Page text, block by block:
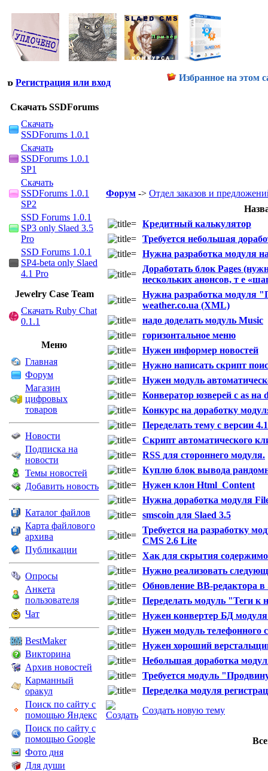
Регистрация или вход Избранное на этом
Скачать SSDForums
Скачать
SSDForums 1.0.1
Скачать
SSDForums 1.0.1
SP1
Скачать
SSDForums 1.0.1
SP2
SSD Forums 1.0.1
SP3 only Slaed 3.5
Pro
SSD Forums 1.0.1
SP4-beta only Slaed
4.1 Pro
Jewelry Сase Team
Скачать Ruby Chat
0.1.1
Меню
Главная
Форум
Магазин
цифровых
товаров
Новости
Подписка на
новости
Темы новостей
Добавить новость
Каталог файлов
Карта файлового
архива
Публикации
Опросы
Анкета
пользователя
Чат
BestMaker
Викторина
Архив новостей
Карманный
оракул
Поиск по сайту с
помощью Яндекс
Поиск по сайту с
помощью Google
Фото дня
Для души
Форум -> Отдел заказов и
Кредитный калькулятор
Требуется небольшая
Нужна разработка модуля
Доработать блок Pages
нескольких анонсов, т е
Нужна разработка модуля
weather.co.ua (XML)
надо доделать модуль Music
горизонтальное меню
Нужен информер новостей
Нужно написать скрипт
Нужен модуль
Конвератор юзверей с as на
Конкурс на доработку
Переделать тему с версии
Скрипт автоматического
RSS для стороннего модуля.
Куплю блок вывода
Нужен клон Html_Content
Нужна доработка модуля
smscoin для Slaed 3.5
Требуется на разработку
CMS 2.6 Lite
Хак для скрытия
Нужно реализовать
Обновление BB-редактора
Переделать модуль "Теги к
Нужен конвертер БД модуля
Нужен модуль телефонного
Нужен хороший
Небольшая доработка
Требуется модуль
Переделка модуля
Создать новую тему